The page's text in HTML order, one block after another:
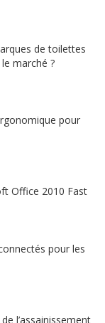
de toilettes
marché ?
pour
Office 2010 Fast
pour les
l’assainissement